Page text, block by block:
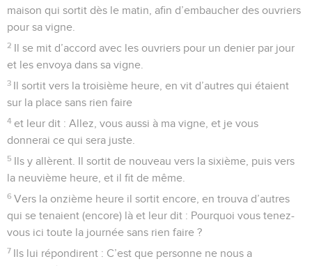
maison qui sortit dès le matin, afin d’embaucher des ouvriers
pour sa vigne.
2 Il se mit d’accord avec les ouvriers pour un denier par jour
et les envoya dans sa vigne.
3 Il sortit vers la troisième heure, en vit d’autres qui étaient
sur la place sans rien faire
4 et leur dit : Allez, vous aussi à ma vigne, et je vous
donnerai ce qui sera juste.
5 Ils y allèrent. Il sortit de nouveau vers la sixième, puis vers
la neuvième heure, et il fit de même.
6 Vers la onzième heure il sortit encore, en trouva d’autres
qui se tenaient (encore) là et leur dit : Pourquoi vous tenez-
vous ici toute la journée sans rien faire ?
7 Ils lui répondirent : C’est que personne ne nous a